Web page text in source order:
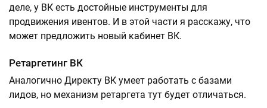
деле, у ВК есть достойные инструменты для
продвижения ивентов. И в этой части я расскажу, что
может предложить новый кабинет ВК.
Ретаргетинг ВК
Аналогично Директу ВК умеет работать с базами
лидов, но механизм ретаргета тут будет отличаться.